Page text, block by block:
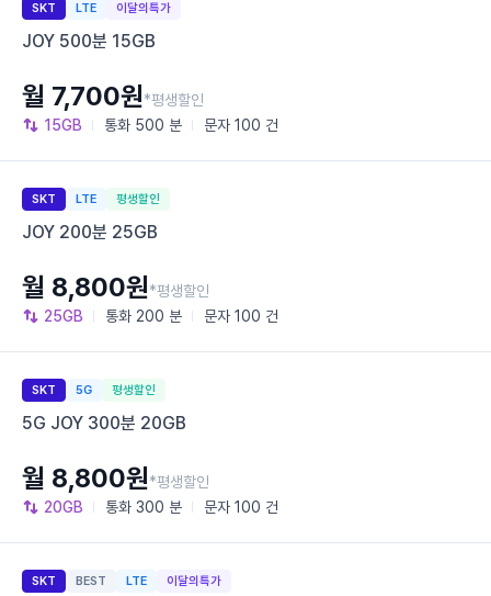
SKT LTE 이달의특가
JOY 500분 15GB
15GB 통화 500 분 문자 100 건
월 7,700원*평생할인
SKT LTE 평생할인
JOY 200분 25GB
25GB 통화 200 분 문자 100 건
월 8,800원*평생할인
SKT 5G 평생할인
5G JOY 300분 20GB
20GB 통화 300 분 문자 100 건
월 8,800원*평생할인
SKT BEST LTE 이달의특가